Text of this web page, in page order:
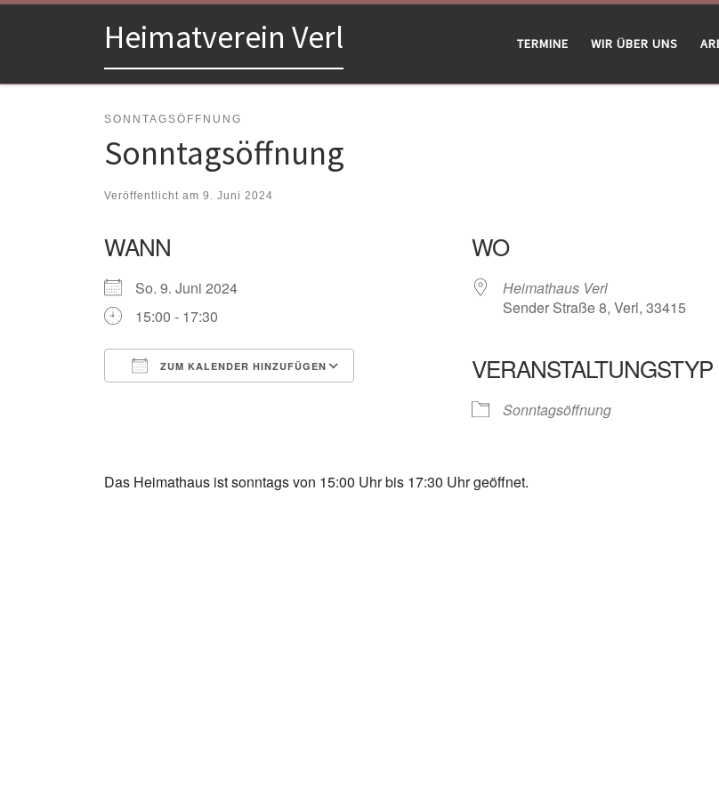
Zum Inhalt springenHeimatverein Verl TERMINE WIR ÜBER UNS
SONNTAGSÖFFNUNG
Sonntagsöffnung
Veröffentlicht am 9. Juni 2024
WANN
So. 9. Juni 2024
15:00 - 17:30
ZUM KALENDER HINZUFÜGEN
Google Kalender
WO
Heimathaus Verl
Sender Straße 8, Verl, 33415
VERANSTALTUNGSTYP
Sonntagsöffnung
Das Heimathaus ist sonntags von 15:00 Uhr bis 17:30 Uhr geöffnet.